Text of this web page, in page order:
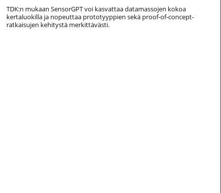
TDK:n mukaan SensorGPT voi kasvattaa datamassojen kokoa
kertaluokilla ja nopeuttaa prototyyppien sekä proof-of-concept-
ratkaisujen kehitystä merkittävästi.